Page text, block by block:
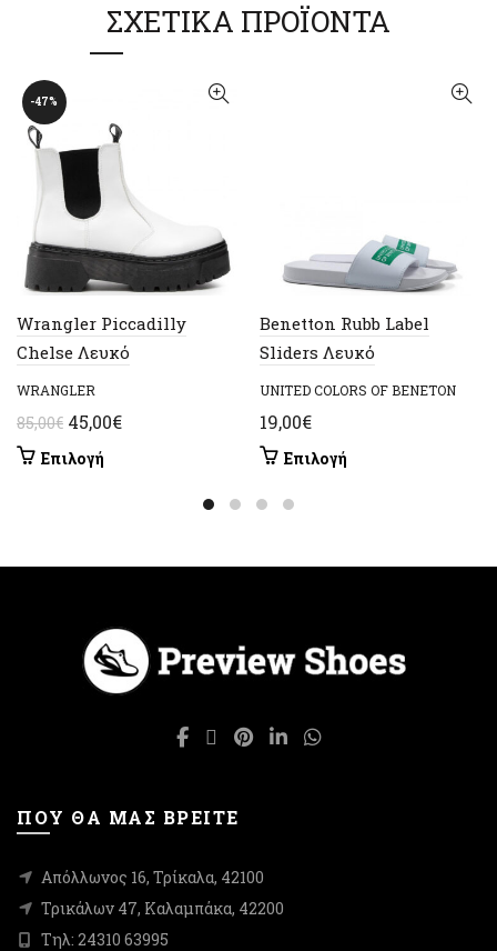
ΣΧΕΤΙΚΆ ΠΡΟΪΌΝΤΑ
-47%
Wrangler Piccadilly
Chelse Λευκό
WRANGLER
85,00€ Original
price
was:
45,00€Η
Επιλογή
επιλογές
μπορούν
να
επιλεγούν
Benetton Rubb Label
Sliders Λευκό
UNITED COLORS OF BENETON
19,00€
Επιλογή
μπορούν
να
ΠΟΥ ΘΑ ΜΑΣ ΒΡΕΙΤΕ
Απόλλωνος 16, Τρίκαλα, 42100
Τρικάλων 47, Καλαμπάκα, 42200
Τηλ: 24310 63995